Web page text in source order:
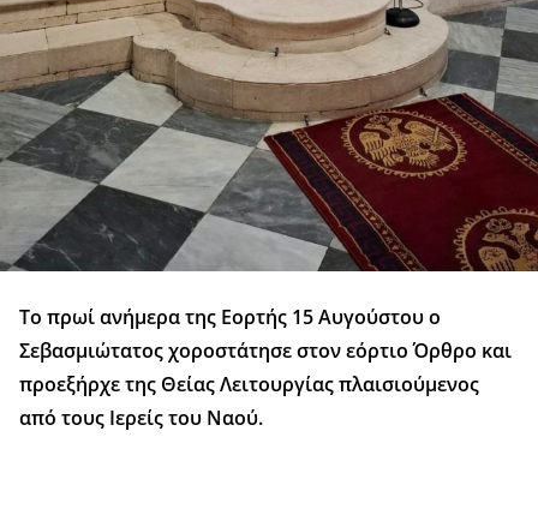
Το πρωί ανήμερα της Εορτής 15 Αυγούστου ο
Σεβασμιώτατος χοροστάτησε στον εόρτιο Όρθρο και
προεξήρχε της Θείας Λειτουργίας πλαισιούμενος
από τους Ιερείς του Ναού.